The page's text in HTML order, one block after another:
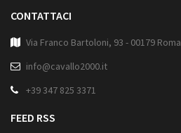
CONTATTACI
Via Franco Bartoloni, 93 - 00179 Roma
info@cavallo2000.it
+39 347 825 3371
FEED RSS